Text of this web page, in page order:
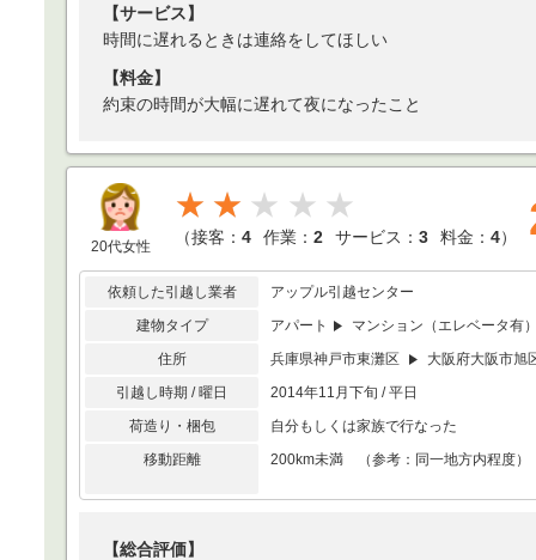
【サービス】
時間に遅れるときは連絡をしてほしい
【料金】
約束の時間が大幅に遅れて夜になったこと
20代女性
★★
（接客： 4 作業： 2 サービス： 3 料金： 4）
依頼した引越し業者
アップル引越センター
建物タイプ
アパート
マンション（エレベータ有
住所
兵庫県神戸市東灘区
大阪府大阪市旭
引越し時期 / 曜日
2014年11月下旬 / 平日
荷造り・梱包
自分もしくは家族で行なった
移動距離
200km未満 （参考：同一地方内程度）
【総合評価】